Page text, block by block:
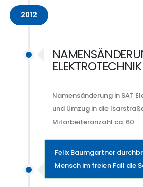
2012
Namensänderung in SAT
und Umzug in die
Mitarbeiteranzahl ca. 60
Felix Baumgartner
Mensch im freien Fall die